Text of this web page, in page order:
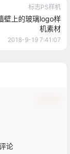
标志PS样机
壁上的玻璃logo样
机素材
2018-9-19 7:41:07
论